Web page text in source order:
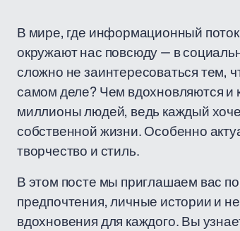
В мире, где информационный
окружают нас повсюду — в
сложно не заинтересоваться тем,
самом деле? Чем вдохновляются и
миллионы людей, ведь каждый
собственной жизни. Особенно
творчество и стиль.
В этом посте мы приглашаем вас
предпочтения, личные истории и
вдохновения для каждого. Вы